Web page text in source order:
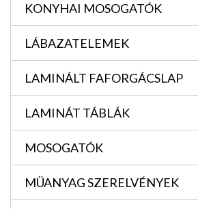
KONYHAI MOSOGATÓK
LÁBAZATELEMEK
LAMINÁLT FAFORGÁCSLAP
LAMINÁT TÁBLÁK
MOSOGATÓK
MÜANYAG SZERELVÉNYEK